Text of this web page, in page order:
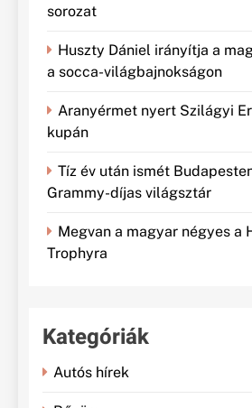
sorozat
Huszty Dániel irányítja a
a socca-világbajnokságon
Aranyérmet nyert Szilágyi
kupán
Tíz év után ismét
Grammy-díjas világsztár
Megvan a magyar négyes a
Trophyra
Kategóriák
Autós hírek